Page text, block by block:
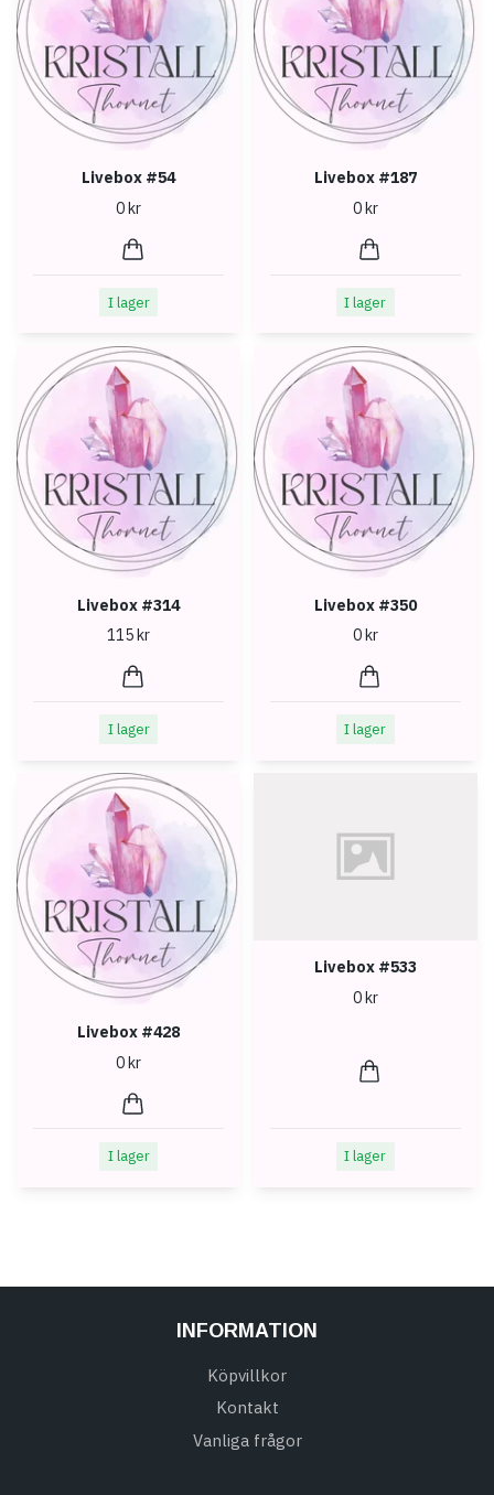
Livebox #54
0 kr
I lager
Livebox #187
0 kr
I lager
Livebox #314
115 kr
I lager
Livebox #350
0 kr
I lager
Livebox #428
0 kr
I lager
Livebox #533
0 kr
I lager
INFORMATION
Köpvillkor
Kontakt
Vanliga frågor